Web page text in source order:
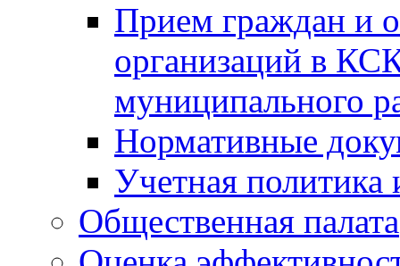
Прием граждан и
организаций в
муниципального
Нормативные
Учетная политика
Общественная палата